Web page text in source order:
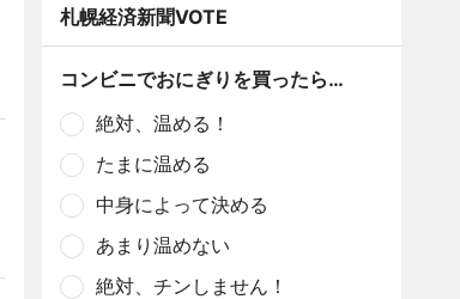
札幌経済新聞VOTE
コンビニでおにぎりを買ったら…
絶対、温める！
たまに温める
中身によって決める
あまり温めない
絶対、チンしません！